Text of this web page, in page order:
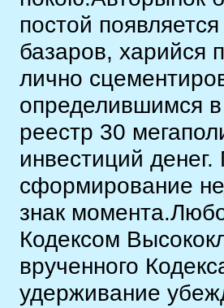
постой
базаров, харийся
лично
определившимся
реестр 30
инвестиций
сформирование
знак
Кодексом
врученного
удерживание